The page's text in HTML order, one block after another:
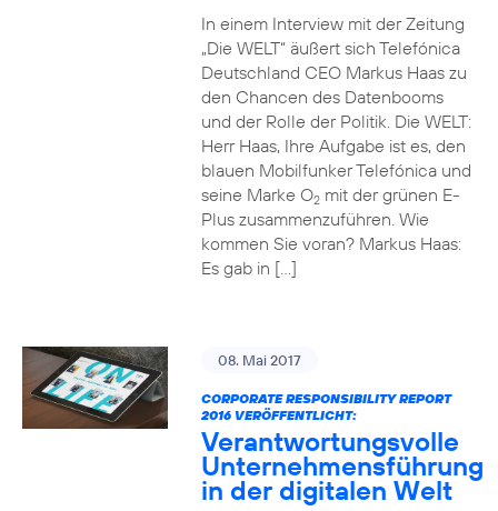
In einem Interview mit der Zeitung
„Die WELT“ äußert sich Telefónica
Deutschland CEO Markus Haas zu
den Chancen des Datenbooms
und der Rolle der Politik. Die WELT:
Herr Haas, Ihre Aufgabe ist es, den
blauen Mobilfunker Telefónica und
seine Marke O2mit der grünen E-
Plus zusammenzuführen. Wie
kommen Sie voran? Markus Haas:
Es gab in […]
08. Mai 2017
CORPORATE RESPONSIBILITY REPORT
2016 VERÖFFENTLICHT:
Verantwortungsvolle
Unternehmensführung
in der digitalen Welt